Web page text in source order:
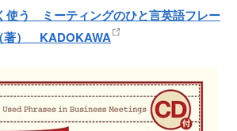
使う ミーティングのひと言英語フレー
著） KADOKAWA